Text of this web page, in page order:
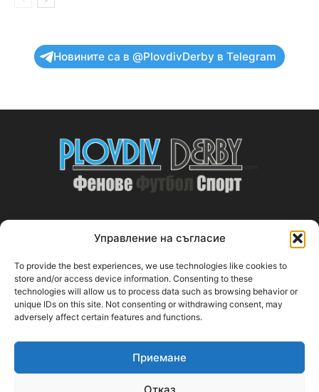
Управление на съгласие
To provide the best experiences, we use technologies like cookies to
store and/or access device information. Consenting to these
technologies will allow us to process data such as browsing behavior or
unique IDs on this site. Not consenting or withdrawing consent, may
adversely affect certain features and functions.
Приемане
Отказ
Новините са в @PlovdivDerby в Telegram
ABOUT US
PlovdivDerby.com е първата пловдивска изцяло футболна
медия!
Свържи се с нас:plovdivderby.com@gmail.com
FOLLOW US